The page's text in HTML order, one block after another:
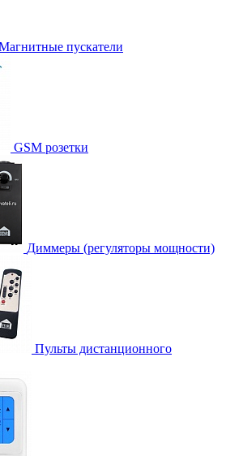
пускатели
GSM розетки
Диммеры (регуляторы мощности)
Пульты дистанционного